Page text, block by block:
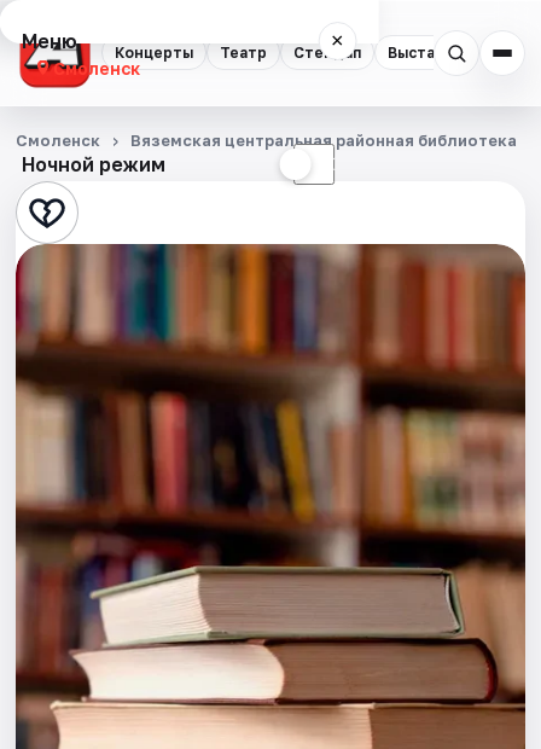
Концерты Театр Стендап Выставки
Меню ×
Смоленск
Концерты
Театр
Стендап
Выставки
Экскурсии
Спорт
Города
Площадки
Артисты
Рейтинги
Ночной режим ☾
Смоленск Вяземская центральная районная библиотека